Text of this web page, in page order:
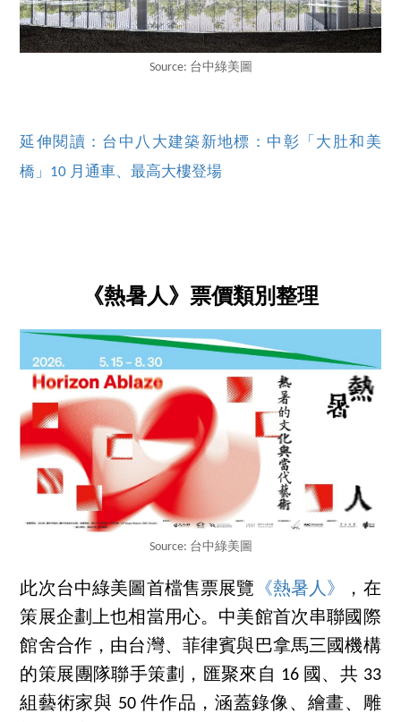
Source: 台中綠美圖
延伸閱讀：台中八大建築新地標：中彰「大肚和美
橋」10 月通車、最高大樓登場
《熱暑人》票價類別整理
Source: 台中綠美圖
此次台中綠美圖首檔售票展覽 《熱暑人》
，在
策展企劃上也相當用心。中美館首次串聯國際
館舍合作，由台灣、菲律賓與巴拿馬三國機構
的策展團隊聯手策劃，匯聚來自 16 國、共 33
組藝術家與 50 件作品，涵蓋錄像、繪畫、雕